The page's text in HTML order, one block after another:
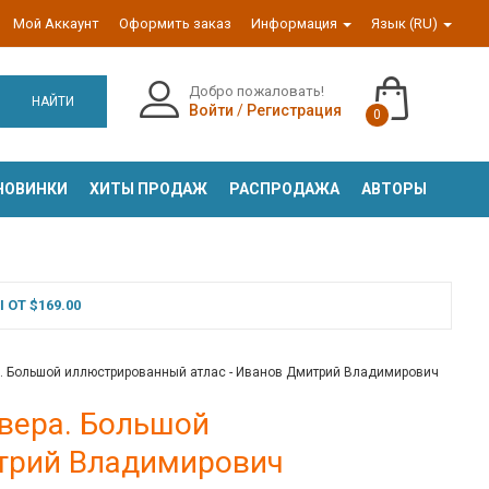
Мой Аккаунт Оформить заказ Информация Язык (RU)
НАЙТИ
Добро пожаловать!
Войти / Регистрация 0
ХИТЫ ПРОДАЖ РАСПРОДАЖА АВТОРЫ
$169.00
Большой иллюстрированный атлас - Иванов Дмитрий Владимирович
Большой
Владимирович